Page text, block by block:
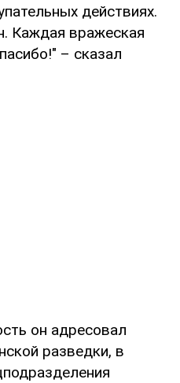
действиях.
Каждая вражеская
– сказал
он адресовал
разведки, в